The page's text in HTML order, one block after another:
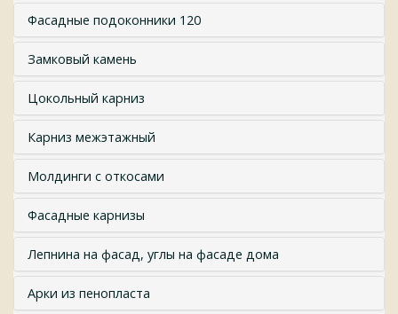
Фасадные подоконники 120
Замковый камень
Цокольный карниз
Карниз межэтажный
Молдинги с откосами
Фасадные карнизы
Лепнина на фасад, углы на фасаде дома
Арки из пенопласта